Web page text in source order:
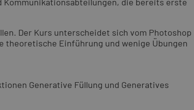
Der Kurs unterscheidet sich vom Photoshop
theoretische Einführung und wenige Übungen
Generative Füllung und Generatives